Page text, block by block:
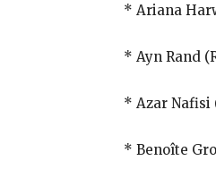
* Ariana
* Ayn Rand
* Azar Nafisi
* Benoîte